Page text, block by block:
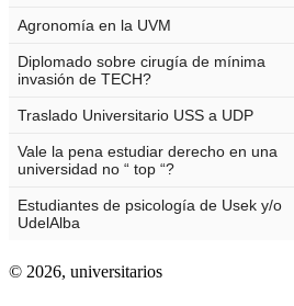
© 2026, universitarios